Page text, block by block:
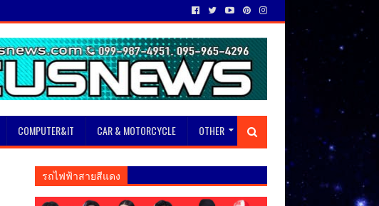
COMPUTER&IT CAR & MOTORCYCLE OTHER
รถไฟฟ้าสายสีแดง